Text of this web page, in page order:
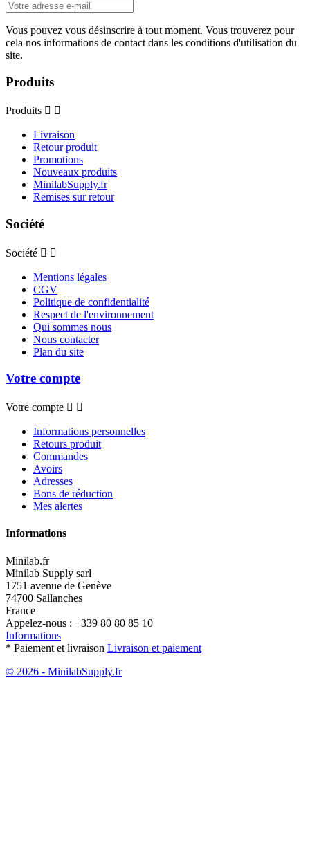
Vous pouvez vous désinscrire à tout moment. Vous trouverez pour
cela nos informations de contact dans les conditions d'utilisation du
site.
Produits
Produits  
Livraison
Retour produit
Promotions
Nouveaux produits
MinilabSupply.fr
Remises sur retour
Société
Société  
Mentions légales
CGV
Politique de confidentialité
Respect de l'environnement
Qui sommes nous
Nous contacter
Plan du site
Votre compte
Votre compte  
Informations personnelles
Retours produit
Commandes
Avoirs
Adresses
Bons de réduction
Mes alertes
Informations
Minilab.fr
Minilab Supply sarl
1751 avenue de Genève
74700 Sallanches
France
Appelez-nous : +339 80 80 85 10
Informations
* Paiement et livraison Livraison et paiement
© 2026 - MinilabSupply.fr